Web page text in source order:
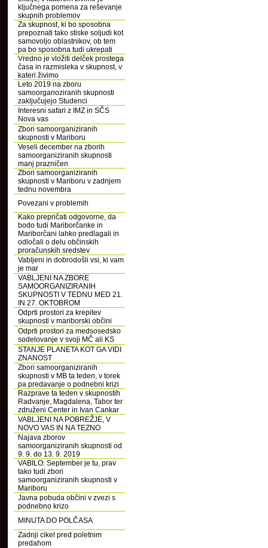
ključnega pomena za reševanje
skupnih problemov
Za skupnost, ki bo sposobna
prepoznati tako stiske soljudi kot
samovoljo oblastnikov, ob tem
pa bo sposobna tudi ukrepati
Vredno je vložiti delček prostega
časa in razmisleka v skupnost, v
kateri živimo
Leto 2019 na zboru
samoorganoziranih skupnosti
zaključujejo Studenci
Interesni safari z IMZ in SČS
Nova vas
Zbori samoorganiziranih
skupnosti v Mariboru
Veseli december na zborih
samoorganiziranih skupnosti
manj prazničen
Zbori samoorganiziranih
skupnosti v Mariboru v zadnjem
tednu novembra
Povezani v problemih
Kako prepričati odgovorne, da
bodo tudi Mariborčanke in
Mariborčani lahko predlagali in
odločali o delu občinskih
proračunskih sredstev
Vabljeni in dobrodošli vsi, ki vam
je mar
VABLJENI NA ZBORE
SAMOORGANIZIRANIH
SKUPNOSTI V TEDNU MED 21.
IN 27. OKTOBROM
Odprti prostori za krepitev
skupnosti v mariborski občini
Odprti prostori za medsosedsko
sodelovanje v svoji MČ ali KS
STANJE PLANETA KOT GA VIDI
ZNANOST
Zbori samoorganiziranih
skupnosti v MB ta teden, v torek
pa predavanje o podnebni krizi
Razprave ta teden v skupnostih
Radvanje, Magdalena, Tabor ter
združeni Center in Ivan Cankar
VABLJENI NA POBREŽJE, V
NOVO VAS IN NA TEZNO
Najava zborov
samoorganiziranih skupnosti od
9. 9. do 13. 9. 2019
VABILO: September je tu, prav
tako tudi zbori
samoorganiziranih skupnosti v
Mariboru
Javna pobuda občini v zvezi s
podnebno krizo
MINUTA DO POLČASA
Zadnji cikel pred poletnim
predahom